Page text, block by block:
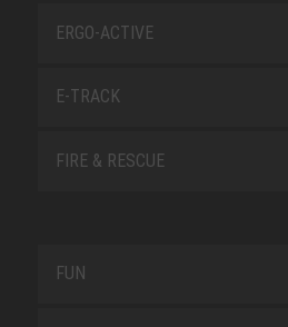
ERGO-ACTIVE
E-TRACK
FIRE & RESCUE
FUN